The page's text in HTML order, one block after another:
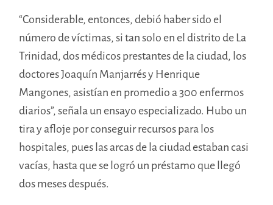
“Considerable, entonces, debió haber sido el
número de víctimas, si tan solo en el distrito de La
Trinidad, dos médicos prestantes de la ciudad, los
doctores Joaquín Manjarrés y Henrique
Mangones, asistían en promedio a 300 enfermos
diarios”, señala un ensayo especializado. Hubo un
tira y afloje por conseguir recursos para los
hospitales, pues las arcas de la ciudad estaban casi
vacías, hasta que se logró un préstamo que llegó
dos meses después.